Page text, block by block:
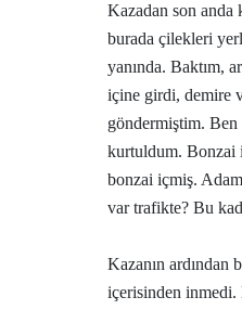
Kazadan son anda
burada çilekleri
yanında. Baktım,
içine girdi, demire
göndermiştim. Ben
kurtuldum. Bonzai
bonzai içmiş.
var trafikte? Bu
Kazanın ardından
içerisinden inmedi.